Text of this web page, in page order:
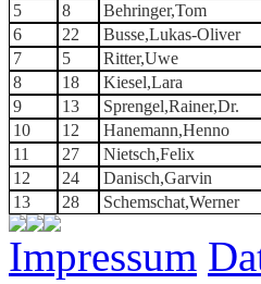
5
8 Behringer,Tom
6
22 Busse,Lukas-Oliver
7
5 Ritter,Uwe
8
18 Kiesel,Lara
9
13 Sprengel,Rainer,Dr.
10
12 Hanemann,Henno
11
27 Nietsch,Felix
12
24 Danisch,Garvin
13
28 Schemschat,Werner
Impressum